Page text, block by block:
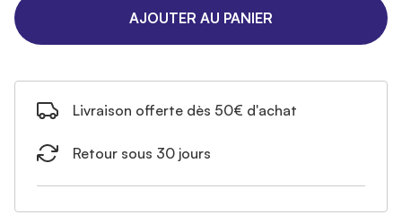
AJOUTER AU PANIER
Livraison offerte dès 50€ d'achat
Retour sous 30 jours